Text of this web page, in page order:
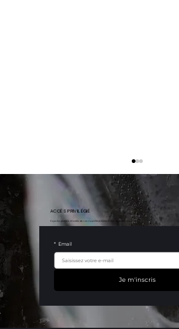
ACCÈS PRIVILÉGIÉ
Soyez les premiers informés de nos nouvelles arrivées et nos dernières nouveautés.
* Email
Je m'inscris
Série mythique : la
Maserati MC12